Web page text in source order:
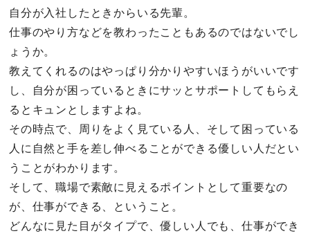
自分が入社したときからいる先輩。
仕事のやり方などを教わったこともあるのではないでし
ょうか。
教えてくれるのはやっぱり分かりやすいほうがいいです
し、自分が困っているときにサッとサポートしてもらえ
るとキュンとしますよね。
その時点で、周りをよく見ている人、そして困っている
人に自然と手を差し伸べることができる優しい人だとい
うことがわかります。
そして、職場で素敵に見えるポイントとして重要なの
が、仕事ができる、ということ。
どんなに見た目がタイプで、優しい人でも、仕事ができ